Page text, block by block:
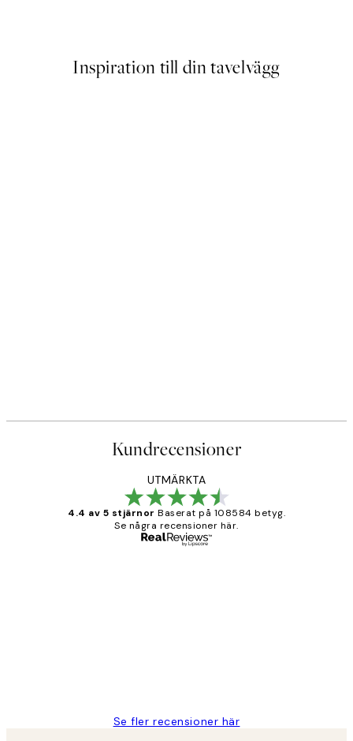
Inspiration till din tavelvägg
Kundrecensioner
UTMÄRKTA
4.4 av 5 stjärnor Baserat på 108584 betyg.
Se några recensioner här.
Se fler recensioner här